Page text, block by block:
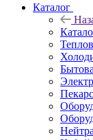
Каталог